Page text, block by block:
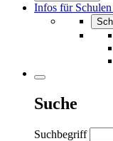
Infos für
Suche
Suchbegriff